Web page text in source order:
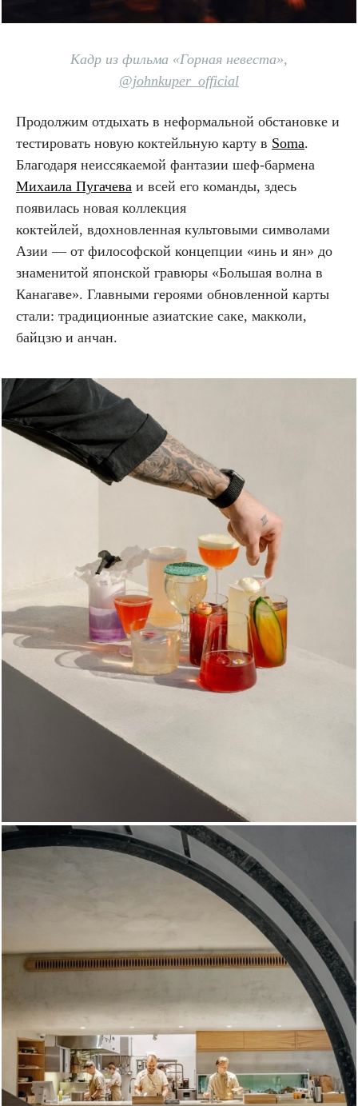
Кадр из фильма «Горная невеста»,
@johnkuper_official
Продолжим отдыхать в неформальной обстановке и
тестировать новую коктейльную карту в Soma.
Благодаря неиссякаемой фантазии шеф-бармена
Михаила Пугачева и всей его команды, здесь
появилась новая коллекция
коктейлей, вдохновленная культовыми символами
Азии — от философской концепции «инь и ян» до
знаменитой японской гравюры «Большая волна в
Канагаве». Главными героями обновленной карты
стали: традиционные азиатские саке, макколи,
байцзю и анчан.